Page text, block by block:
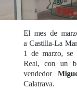
El mes de
a Castilla-La
1 de marzo, se
Real, con un
vendedor
Calatrava.